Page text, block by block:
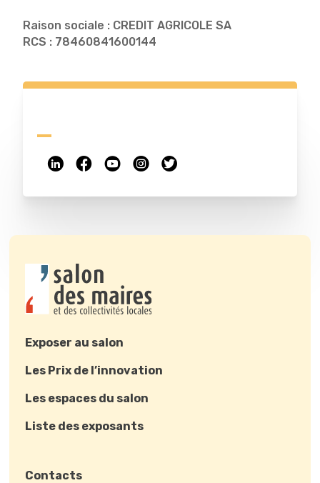
Raison sociale : CREDIT AGRICOLE SA
RCS : 78460841600144
Exposer au salon
Les Prix de l’innovation
Les espaces du salon
Liste des exposants
Contacts